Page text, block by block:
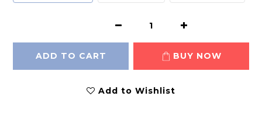
ADD TO CART BUY NOW
Add to Wishlist